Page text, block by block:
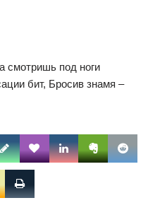
смотришь под ноги
бит, Бросив знамя –